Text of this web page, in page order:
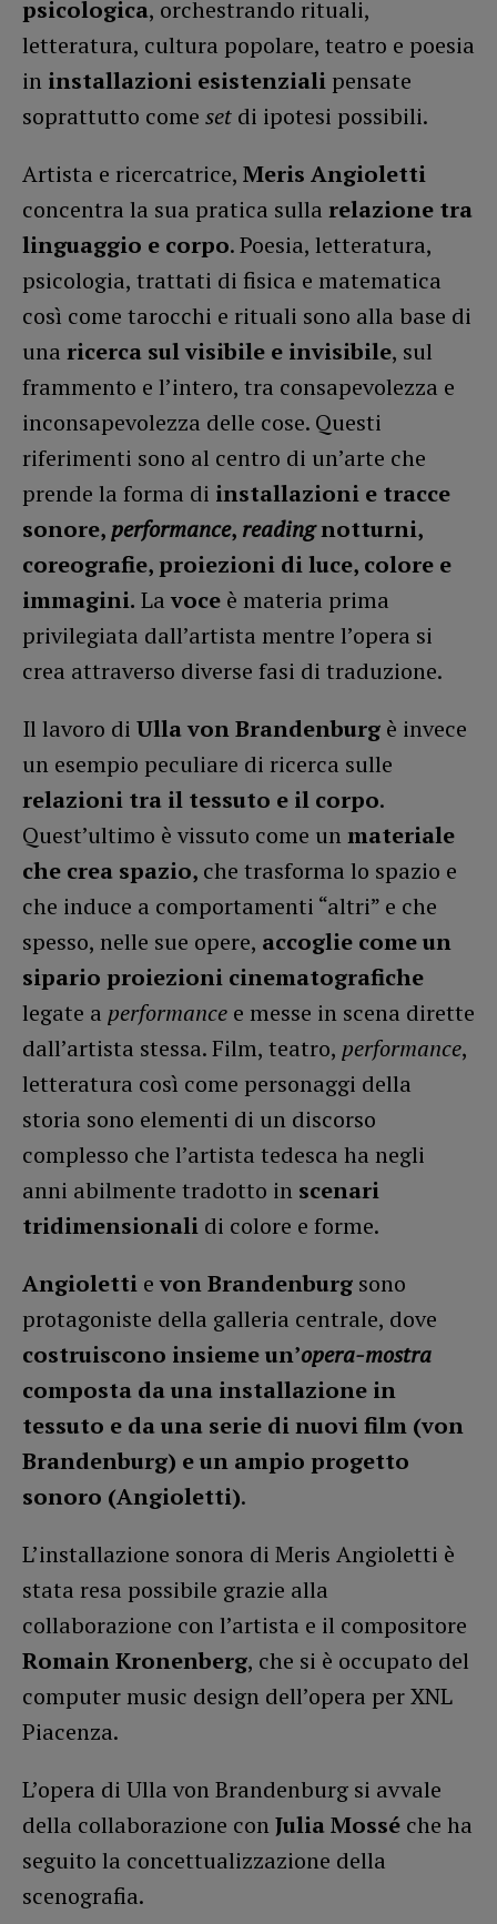
psicologica, orchestrando rituali,
letteratura, cultura popolare, teatro e poesia
in installazioni esistenziali pensate
soprattutto come set di ipotesi possibili.
Artista e ricercatrice, Meris Angioletti
concentra la sua pratica sulla relazione tra
linguaggio e corpo. Poesia, letteratura,
psicologia, trattati di fisica e matematica
così come tarocchi e rituali sono alla base di
una ricerca sul visibile e invisibile, sul
frammento e l’intero, tra consapevolezza e
inconsapevolezza delle cose. Questi
riferimenti sono al centro di un’arte che
prende la forma di installazioni e tracce
sonore, performance, readingnotturni,
coreografie, proiezioni di luce, colore e
immagini. La voce è materia prima
privilegiata dall’artista mentre l’opera si
crea attraverso diverse fasi di traduzione.
Il lavoro di Ulla von Brandenburg è invece
un esempio peculiare di ricerca sulle
relazioni tra il tessuto e il corpo.
Quest’ultimo è vissuto come unmateriale
che crea spazio, che trasforma lo spazio e
che induce a comportamenti “altri” e che
spesso, nelle sue opere, accoglie come un
sipario proiezioni cinematografiche
legate a performance e messe in scena dirette
dall’artista stessa. Film, teatro, performance,
letteratura così come personaggi della
storia sono elementi di un discorso
complesso che l’artista tedesca ha negli
anni abilmente tradotto in scenari
tridimensionali di colore e forme.
Angioletti e von Brandenburg sono
protagoniste della galleria centrale, dove
costruiscono insieme un’opera-mostra
composta da una installazione in
tessuto e da una serie di nuovi film (von
Brandenburg) e un ampio progetto
sonoro (Angioletti).
L’installazione sonora di Meris Angioletti è
stata resa possibile grazie alla
collaborazione con l’artista e il compositore
Romain Kronenberg, che si è occupato del
computer music design dell’opera per XNL
Piacenza.
L’opera di Ulla von Brandenburg si avvale
della collaborazione conJulia Mossé che ha
seguito la concettualizzazione della
scenografia.